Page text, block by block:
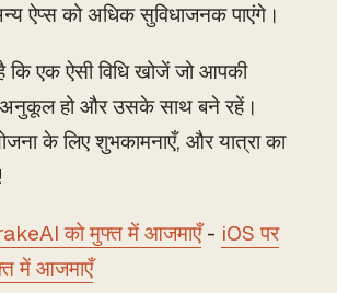
ऐप्स को अधिक सुविधाजनक पाएंगे।
एक ऐसी विधि खोजें जो आपकी
हो और उसके साथ बने रहें।
के लिए शुभकामनाएँ, और यात्रा का
को मुफ्त में आजमाएँ- iOS पर
में आजमाएँ